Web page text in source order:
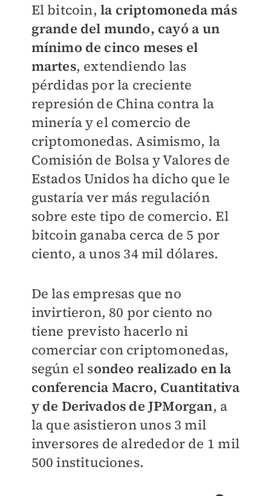
El bitcoin, la criptomoneda más
grande del mundo, cayó a un
mínimo de cinco meses el
martes, extendiendo las
pérdidas por la creciente
represión de China contra la
minería y el comercio de
criptomonedas. Asimismo, la
Comisión de Bolsa y Valores de
Estados Unidos ha dicho que le
gustaría ver más regulación
sobre este tipo de comercio. El
bitcoin ganaba cerca de 5 por
ciento, a unos 34 mil dólares.
De las empresas que no
invirtieron, 80 por ciento no
tiene previsto hacerlo ni
comerciar con criptomonedas,
según el sondeo realizado en la
conferencia Macro, Cuantitativa
y de Derivados de JPMorgan, a
la que asistieron unos 3 mil
inversores de alrededor de 1 mil
500 instituciones.